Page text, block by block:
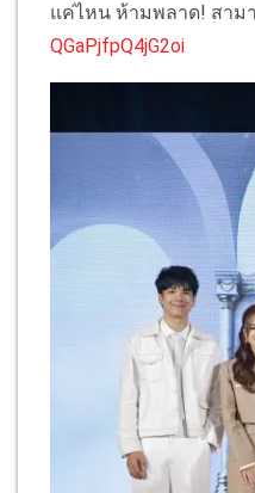
แค่ไหน ห้ามพลาด! สาม
QGaPjfpQ4jG2oi